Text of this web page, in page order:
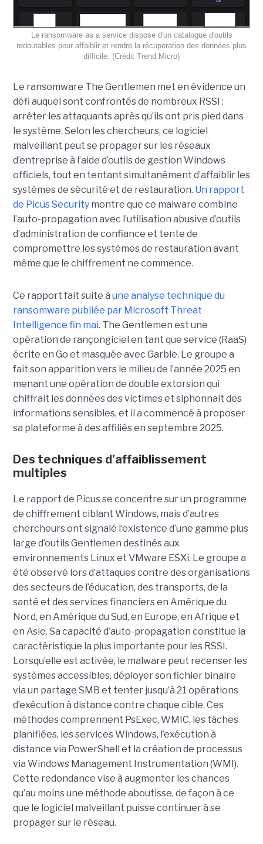
Le ransomware as a service dispose d'un catalogue d'outils
redoutables pour affaiblir et rendre la récupération des données plus
difficile. (Crédit Trend Micro)
Le ransomware The Gentlemen met en évidence un
défi auquel sont confrontés de nombreux RSSI :
arrêter les attaquants après qu’ils ont pris pied dans
le système. Selon les chercheurs, ce logiciel
malveillant peut se propager sur les réseaux
d’entreprise à l’aide d’outils de gestion Windows
officiels, tout en tentant simultanément d’affaiblir les
systèmes de sécurité et de restauration. Un rapport
de Picus Securitymontre que ce malware combine
l’auto-propagation avec l’utilisation abusive d’outils
d’administration de confiance et tente de
compromettre les systèmes de restauration avant
même que le chiffrement ne commence.
Ce rapport fait suite à une analyse technique du
ransomware publiée par Microsoft Threat
Intelligence fin mai. The Gentlemen est une
opération de rançongiciel en tant que service (RaaS)
écrite en Go et masquée avec Garble. Le groupe a
fait son apparition vers le milieu de l’année 2025 en
menant une opération de double extorsion qui
chiffrait les données des victimes et siphonnait des
informations sensibles, et il a commencé à proposer
sa plateforme à des affiliés en septembre 2025.
Des techniques d’affaiblissement
multiples
Le rapport de Picus se concentre sur un programme
de chiffrement ciblant Windows, mais d’autres
chercheurs ont signalé l’existence d’une gamme plus
large d’outils Gentlemen destinés aux
environnements Linux et VMware ESXi. Le groupe a
été observé lors d’attaques contre des organisations
des secteurs de l’éducation, des transports, de la
santé et des services financiers en Amérique du
Nord, en Amérique du Sud, en Europe, en Afrique et
en Asie. Sa capacité d’auto-propagation constitue la
caractéristique la plus importante pour les RSSI.
Lorsqu’elle est activée, le malware peut recenser les
systèmes accessibles, déployer son fichier binaire
via un partage SMB et tenter jusqu’à 21 opérations
d’exécution à distance contre chaque cible. Ces
méthodes comprennent PsExec, WMIC, les tâches
planifiées, les services Windows, l’exécution à
distance via PowerShell et la création de processus
via Windows Management Instrumentation (WMI).
Cette redondance vise à augmenter les chances
qu’au moins une méthode aboutisse, de façon à ce
que le logiciel malveillant puisse continuer à se
propager sur le réseau.